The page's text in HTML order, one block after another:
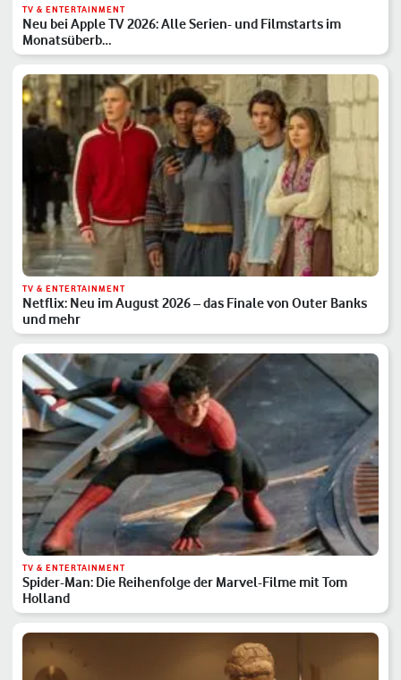
TV & ENTERTAINMENT
Neu bei Apple TV 2026: Alle Serien- und Filmstarts im
Monatsüberb…
TV & ENTERTAINMENT
Netflix: Neu im August 2026 – das Finale von Outer Banks
und mehr
TV & ENTERTAINMENT
Spider-Man: Die Reihenfolge der Marvel-Filme mit Tom
Holland